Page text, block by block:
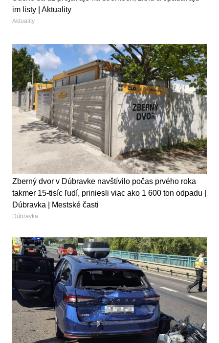
im listy | Aktuality
Aktuality
Zberný dvor v Dúbravke navštívilo počas prvého roka
takmer 15-tisíc ľudí, priniesli viac ako 1 600 ton odpadu |
Dúbravka | Mestské časti
Dúbravka